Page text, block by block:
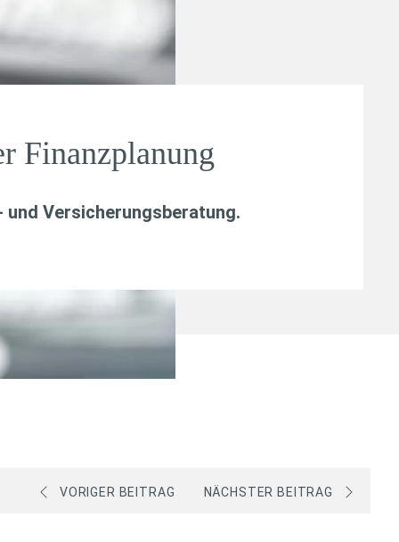
Finanzplanung
und Versicherungsberatung.
VORIGER BEITRAG NÄCHSTER BEITRAG